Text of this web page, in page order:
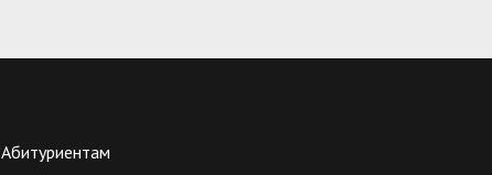
Абитуриентам